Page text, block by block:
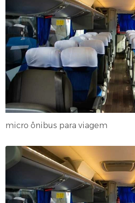
micro ônibus para viagem